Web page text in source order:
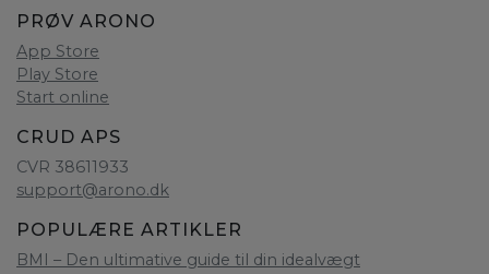
PRØV ARONO
App Store
Play Store
Start online
CRUD APS
CVR 38611933
support@arono.dk
POPULÆRE ARTIKLER
BMI – Den ultimative guide til din idealvægt